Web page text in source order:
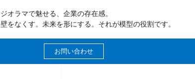
ジオラマで魅せる、企業の存在感。
壁をなくす。未来を形にする。それが模型の役割です。
お問い合わせ